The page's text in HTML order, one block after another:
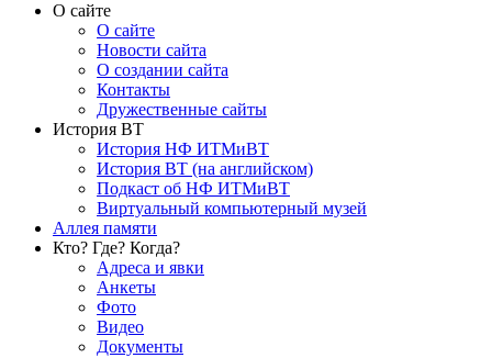
О сайте
О сайте
Новости сайта
О создании сайта
Контакты
Дружественные сайты
История ВТ
История НФ ИТМиВТ
История ВТ (на английском)
Подкаст об НФ ИТМиВТ
Виртуальный компьютерный музей
Аллея памяти
Кто? Где? Когда?
Адреса и явки
Анкеты
Фото
Видео
Документы